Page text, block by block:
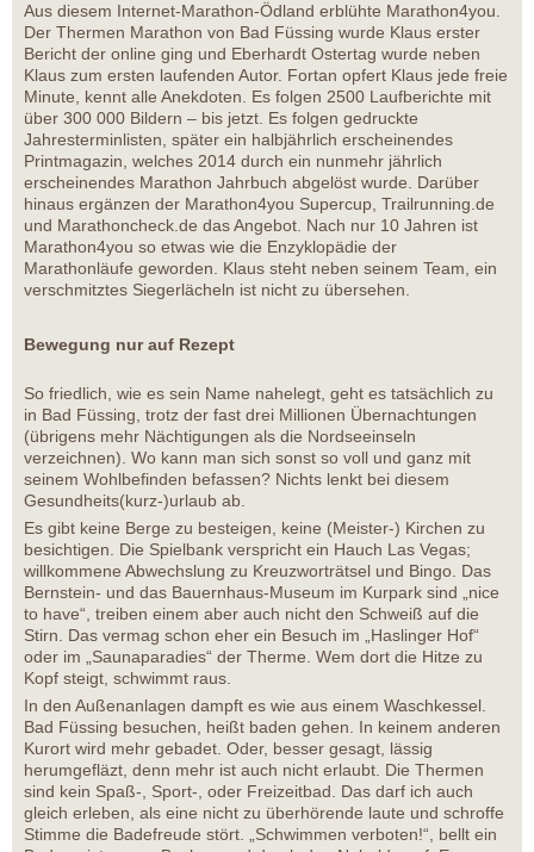
Aus diesem Internet-Marathon-Ödland erblühte Marathon4you.
Der Thermen Marathon von Bad Füssing wurde Klaus erster
Bericht der online ging und Eberhardt Ostertag wurde neben
Klaus zum ersten laufenden Autor. Fortan opfert Klaus jede freie
Minute, kennt alle Anekdoten. Es folgen 2500 Laufberichte mit
über 300 000 Bildern – bis jetzt. Es folgen gedruckte
Jahresterminlisten, später ein halbjährlich erscheinendes
Printmagazin, welches 2014 durch ein nunmehr jährlich
erscheinendes Marathon Jahrbuch abgelöst wurde. Darüber
hinaus ergänzen der Marathon4you Supercup, Trailrunning.de
und Marathoncheck.de das Angebot. Nach nur 10 Jahren ist
Marathon4you so etwas wie die Enzyklopädie der
Marathonläufe geworden. Klaus steht neben seinem Team, ein
verschmitztes Siegerlächeln ist nicht zu übersehen.
Bewegung nur auf Rezept
So friedlich, wie es sein Name nahelegt, geht es tatsächlich zu
in Bad Füssing, trotz der fast drei Millionen Übernachtungen
(übrigens mehr Nächtigungen als die Nordseeinseln
verzeichnen). Wo kann man sich sonst so voll und ganz mit
seinem Wohlbefinden befassen? Nichts lenkt bei diesem
Gesundheits(kurz-)urlaub ab.
Es gibt keine Berge zu besteigen, keine (Meister-) Kirchen zu
besichtigen. Die Spielbank verspricht ein Hauch Las Vegas;
willkommene Abwechslung zu Kreuzworträtsel und Bingo. Das
Bernstein- und das Bauernhaus-Museum im Kurpark sind „nice
to have“, treiben einem aber auch nicht den Schweiß auf die
Stirn. Das vermag schon eher ein Besuch im „Haslinger Hof“
oder im „Saunaparadies“ der Therme. Wem dort die Hitze zu
Kopf steigt, schwimmt raus.
In den Außenanlagen dampft es wie aus einem Waschkessel.
Bad Füssing besuchen, heißt baden gehen. In keinem anderen
Kurort wird mehr gebadet. Oder, besser gesagt, lässig
herumgefläzt, denn mehr ist auch nicht erlaubt. Die Thermen
sind kein Spaß-, Sport-, oder Freizeitbad. Das darf ich auch
gleich erleben, als eine nicht zu überhörende laute und schroffe
Stimme die Badefreude stört. „Schwimmen verboten!“, bellt ein